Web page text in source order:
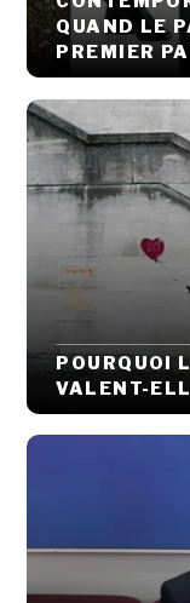
QUAND LE
PREMIER
POURQUOI
VALENT-